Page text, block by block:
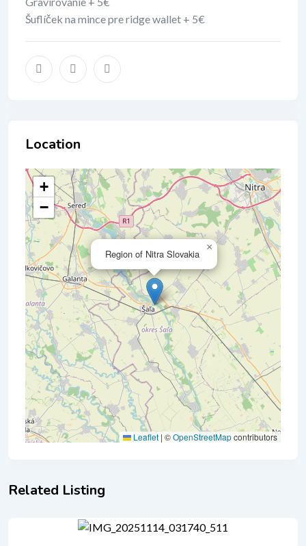
Šuflíček na mince pre ridge wallet + 5€
Location
Region of Nitra Slovakia
×
+
−
Leaflet | ©OpenStreetMapcontributors
Related Listing